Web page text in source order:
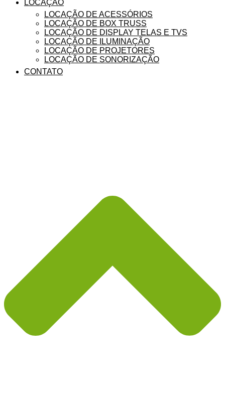
LOCAÇÃO
LOCAÇÃO DE ACESSÓRIOS
LOCAÇÃO DE BOX TRUSS
LOCAÇÃO DE DISPLAY TELAS E TVS
LOCAÇÃO DE ILUMINAÇÃO
LOCAÇÃO DE PROJETORES
LOCAÇÃO DE SONORIZAÇÃO
CONTATO